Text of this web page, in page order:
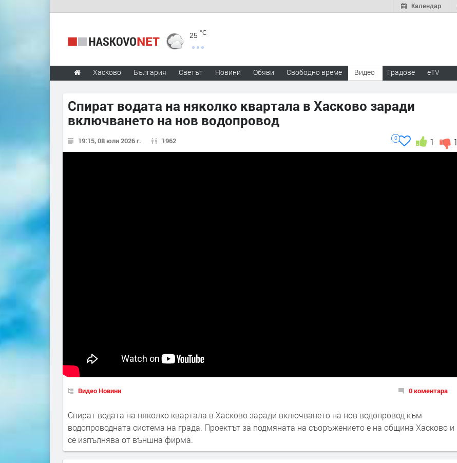
Календар
25 °C
Хасково България Светът Новини Обяви Свободно време Видео Градове eTV
Спират водата на няколко квартала в Хасково заради
включването на нов водопровод
19:15, 08 юли 2026 г. 1962 1
1
0
Видео Новини 0 коментара
Спират водата на няколко квартала в Хасково заради включването на нов водопровод към
водопроводната система на града. Проектът за подмяната на съоръжението е на община Хасково и
се изпълнява от външна фирма.